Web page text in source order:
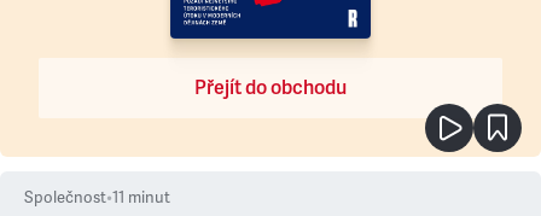
Přejít do obchodu
Společnost•11 minut